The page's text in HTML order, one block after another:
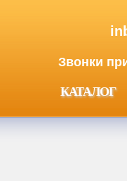
Звонки
КАТАЛОГ